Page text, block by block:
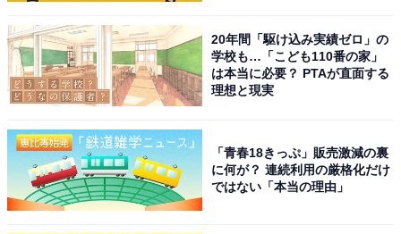
20年間「駆け込み実績ゼロ」の
学校も…「こども110番の家」
は本当に必要？ PTAが直面する
理想と現実
「青春18きっぷ」販売激減の裏
に何が？ 連続利用の厳格化だけ
ではない「本当の理由」